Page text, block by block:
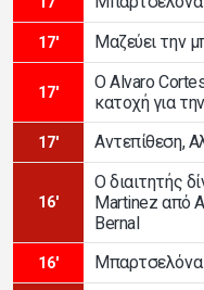
17' Μαζεύει την
17'
Ο Alvaro Cortes
κατοχή για
17' Αντεπίθεση,
16'
Ο διαιτητής
Martinez από
Bernal
16' Μπαρτσελόνα